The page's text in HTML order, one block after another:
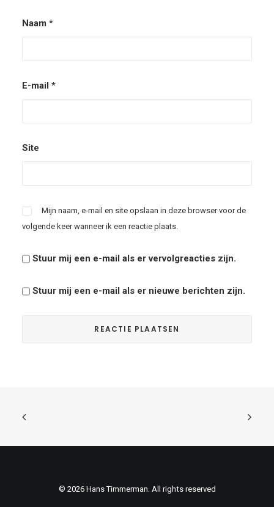
Naam *
E-mail *
Site
Mijn naam, e-mail en site opslaan in deze browser voor de
volgende keer wanneer ik een reactie plaats.
Stuur mij een e-mail als er vervolgreacties zijn.
Stuur mij een e-mail als er nieuwe berichten zijn.
© 2026 Hans Timmerman. All rights reserved